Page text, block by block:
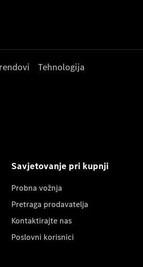
Tehnologija
Savjetovanje pri kupnji
Probna vožnja
Pretraga prodavatelja
Kontaktirajte nas
Poslovni korisnici